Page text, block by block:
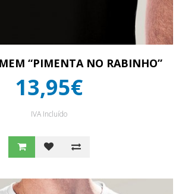
“PIMENTA NO RABINHO”
13,95€
IVA Incluído